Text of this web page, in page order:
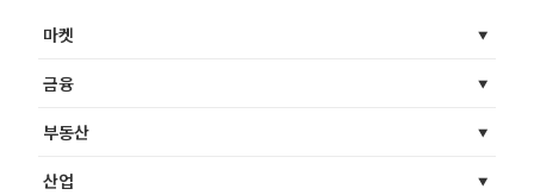
마켓
금융
부동산
산업